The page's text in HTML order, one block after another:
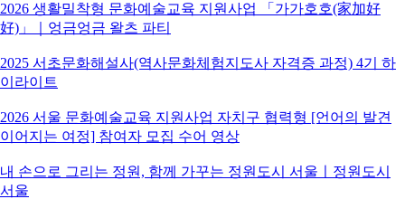
2026 생활밀착형 문화예술교육 지원사업 「가가호호(家加好
好)」｜엉금엉금 왈츠 파티
2025 서초문화해설사(역사문화체험지도사 자격증 과정) 4기 하
이라이트
2026 서울 문화예술교육 지원사업 자치구 협력형 [언어의 발견
이어지는 여정] 참여자 모집 수어 영상
내 손으로 그리는 정원, 함께 가꾸는 정원도시 서울ㅣ정원도시
서울